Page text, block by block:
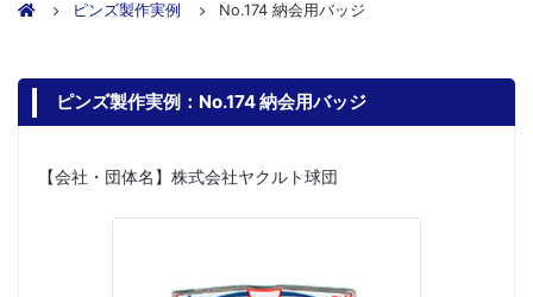
ピンズ製作実例 No.174 納会用バッジ
ピンズ製作実例：No.174 納会用バッジ
【会社・団体名】株式会社ヤクルト球団